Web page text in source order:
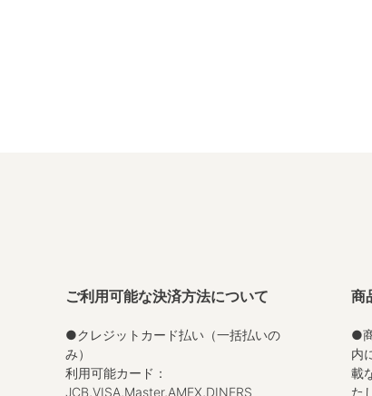
ご利用可能な決済方法について
●クレジットカード払い（一括払いの
み）
利用可能カード：
JCB,VISA,Master,AMEX,DINERS
商
●
内
載
た